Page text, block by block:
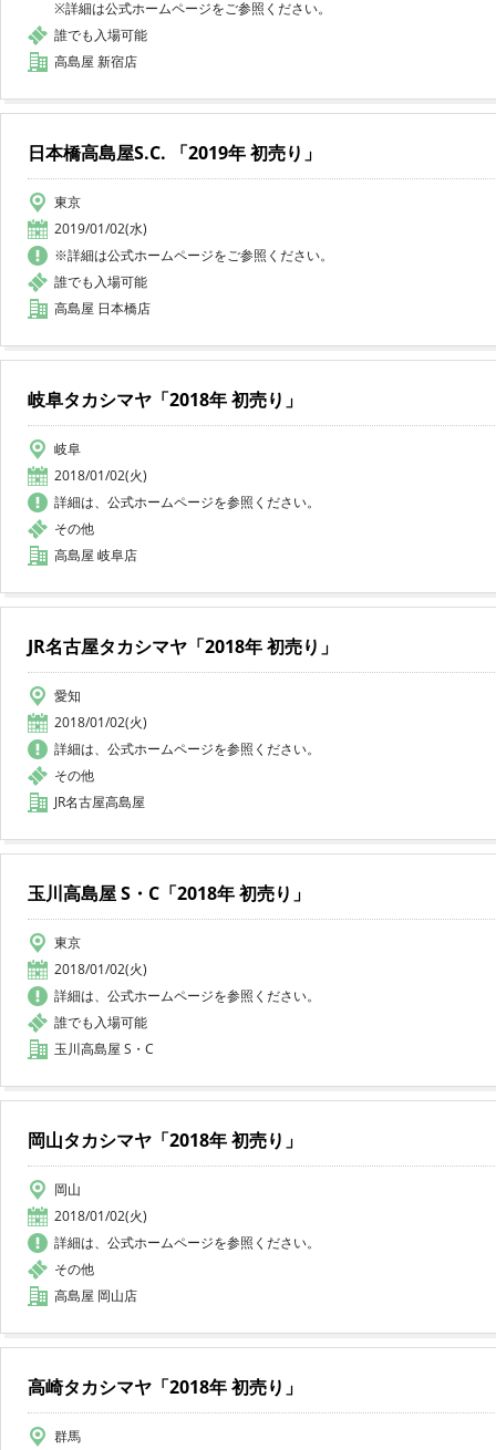
※詳細は公式ホームページをご参照ください。
誰でも入場可能
高島屋 新宿店
日本橋高島屋S.C. 「2019年 初売り」
東京
2019/01/02(水)
※詳細は公式ホームページをご参照ください。
誰でも入場可能
高島屋 日本橋店
岐阜タカシマヤ「2018年 初売り」
岐阜
2018/01/02(火)
詳細は、公式ホームページを参照ください。
その他
高島屋 岐阜店
JR名古屋タカシマヤ「2018年 初売り」
愛知
2018/01/02(火)
詳細は、公式ホームページを参照ください。
その他
JR名古屋高島屋
玉川高島屋 S・C「2018年 初売り」
東京
2018/01/02(火)
詳細は、公式ホームページを参照ください。
誰でも入場可能
玉川高島屋 S・C
岡山タカシマヤ「2018年 初売り」
岡山
2018/01/02(火)
詳細は、公式ホームページを参照ください。
その他
高島屋 岡山店
高崎タカシマヤ「2018年 初売り」
群馬